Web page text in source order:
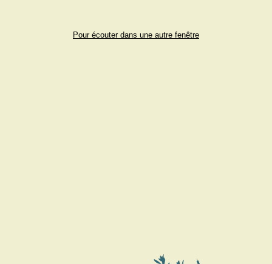
Pour écouter dans une autre fenêtre